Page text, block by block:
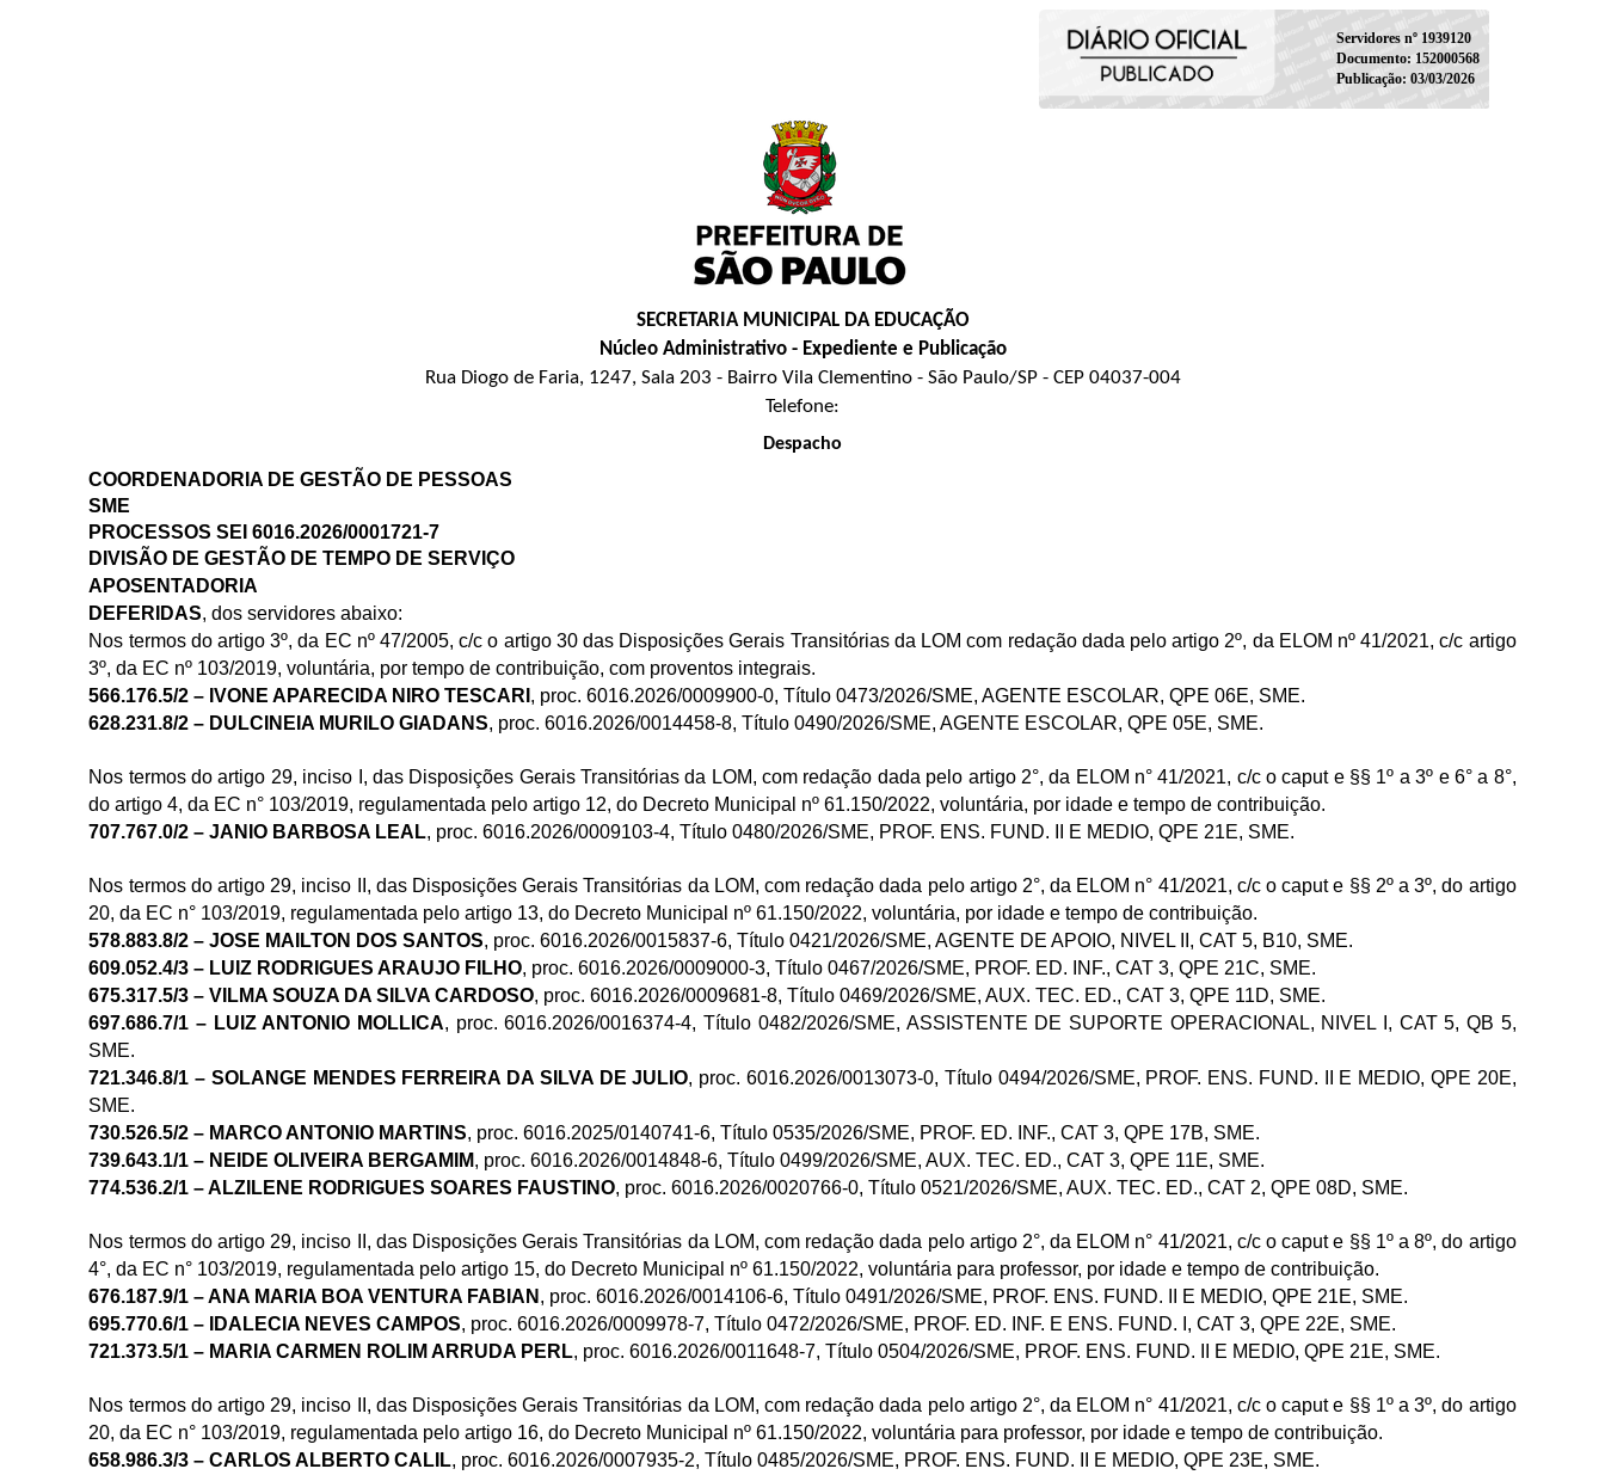
Servidores nº 1939120
Documento: 152000568
Publicação: 03/03/2026
SECRETARIA MUNICIPAL DA EDUCAÇÃO
Núcleo Administrativo - Expediente e Publicação
Rua Diogo de Faria, 1247, Sala 203 - Bairro Vila Clementino - São Paulo/SP - CEP 04037-004
Telefone:
Despacho
COORDENADORIA DE GESTÃO DE PESSOAS
SME
PROCESSOS SEI 6016.2026/0001721-7
DIVISÃO DE GESTÃO DE TEMPO DE SERVIÇO
APOSENTADORIA
DEFERIDAS, dos servidores abaixo:
Nos termos do artigo 3º, da EC nº 47/2005, c/c o artigo 30 das Disposições Gerais Transitórias da LOM com redação dada pelo artigo 2º, da ELOM nº 41/2021, c/c artigo
3º, da EC nº 103/2019, voluntária, por tempo de contribuição, com proventos integrais.
566.176.5/2 – IVONE APARECIDA NIRO TESCARI , proc. 6016.2026/0009900-0, Título 0473/2026/SME, AGENTE ESCOLAR, QPE 06E, SME.
628.231.8/2 – DULCINEIA MURILO GIADANS, proc. 6016.2026/0014458-8, Título 0490/2026/SME, AGENTE ESCOLAR, QPE 05E, SME.
Nos termos do artigo 29, inciso I, das Disposições Gerais Transitórias da LOM, com redação dada pelo artigo 2°, da ELOM n° 41/2021, c/c o caput e §§ 1º a 3º e 6° a 8°,
do artigo 4, da EC n° 103/2019, regulamentada pelo artigo 12, do Decreto Municipal nº 61.150/2022, voluntária, por idade e tempo de contribuição.
707.767.0/2 – JANIO BARBOSA LEAL, proc. 6016.2026/0009103-4, Título 0480/2026/SME, PROF. ENS. FUND. II E MEDIO, QPE 21E, SME.
Nos termos do artigo 29, inciso II, das Disposições Gerais Transitórias da LOM, com redação dada pelo artigo 2°, da ELOM n° 41/2021, c/c o caput e §§ 2º a 3º, do artigo
20, da EC n° 103/2019, regulamentada pelo artigo 13, do Decreto Municipal nº 61.150/2022, voluntária, por idade e tempo de contribuição.
578.883.8/2 – JOSE MAILTON DOS SANTOS, proc. 6016.2026/0015837-6, Título 0421/2026/SME,AGENTE DE APOIO, NIVEL II, CAT 5, B10, SME.
609.052.4/3 – LUIZ RODRIGUES ARAUJO FILHO, proc. 6016.2026/0009000-3, Título 0467/2026/SME, PROF. ED. INF., CAT 3, QPE 21C, SME.
675.317.5/3 – VILMA SOUZA DA SILVA CARDOSO, proc. 6016.2026/0009681-8, Título 0469/2026/SME, AUX. TEC. ED., CAT 3, QPE 11D, SME.
697.686.7/1 – LUIZ ANTONIO MOLLICA, proc. 6016.2026/0016374-4, Título 0482/2026/SME, ASSISTENTE DE SUPORTE OPERACIONAL, NIVEL I, CAT 5, QB 5,
SME.
721.346.8/1 – SOLANGE MENDES FERREIRA DA SILVA DE JULIO, proc. 6016.2026/0013073-0, Título 0494/2026/SME, PROF. ENS. FUND. II E MEDIO, QPE 20E,
SME.
730.526.5/2 – MARCO ANTONIO MARTINS, proc. 6016.2025/0140741-6, Título 0535/2026/SME, PROF. ED. INF., CAT 3, QPE 17B, SME.
739.643.1/1 – NEIDE OLIVEIRA BERGAMIM, proc. 6016.2026/0014848-6, Título 0499/2026/SME, AUX. TEC. ED., CAT 3, QPE 11E, SME.
774.536.2/1 – ALZILENE RODRIGUES SOARES FAUSTINO, proc. 6016.2026/0020766-0, Título 0521/2026/SME, AUX. TEC. ED., CAT 2, QPE 08D, SME.
Nos termos do artigo 29, inciso II, das Disposições Gerais Transitórias da LOM, com redação dada pelo artigo 2°, da ELOM n° 41/2021, c/c o caput e §§ 1º a 8º, do artigo
4°, da EC n° 103/2019, regulamentada pelo artigo 15, do Decreto Municipal nº 61.150/2022, voluntária para professor, por idade e tempo de contribuição.
676.187.9/1 – ANA MARIA BOA VENTURA FABIAN , proc. 6016.2026/0014106-6, Título 0491/2026/SME, PROF. ENS. FUND. II E MEDIO, QPE 21E, SME.
695.770.6/1 – IDALECIA NEVES CAMPOS, proc. 6016.2026/0009978-7, Título 0472/2026/SME, PROF. ED. INF. E ENS. FUND. I, CAT 3, QPE 22E, SME.
721.373.5/1 – MARIA CARMEN ROLIM ARRUDA PERL, proc. 6016.2026/0011648-7, Título 0504/2026/SME, PROF. ENS. FUND. II E MEDIO, QPE 21E, SME.
Nos termos do artigo 29, inciso II, das Disposições Gerais Transitórias da LOM, com redação dada pelo artigo 2°, da ELOM n° 41/2021, c/c o caput e §§ 1º a 3º, do artigo
20, da EC n° 103/2019, regulamentada pelo artigo 16, do Decreto Municipal nº 61.150/2022, voluntária para professor, por idade e tempo de contribuição.
658.986.3/3 – CARLOS ALBERTO CALIL, proc. 6016.2026/0007935-2, Título 0485/2026/SME, PROF. ENS. FUND. II E MEDIO, QPE 23E, SME.